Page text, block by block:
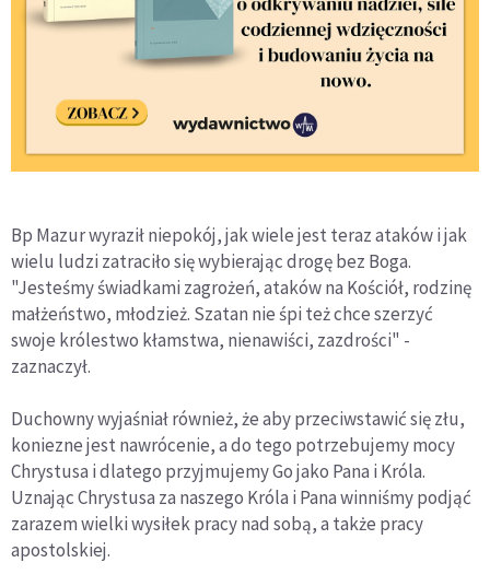
Bp Mazur wyraził niepokój, jak wiele jest teraz ataków i jak
wielu ludzi zatraciło się wybierając drogę bez Boga.
"Jesteśmy świadkami zagrożeń, ataków na Kościół, rodzinę
małżeństwo, młodzież. Szatan nie śpi też chce szerzyć
swoje królestwo kłamstwa, nienawiści, zazdrości" -
zaznaczył.
Duchowny wyjaśniał również, że aby przeciwstawić się złu,
koniezne jest nawrócenie, a do tego potrzebujemy mocy
Chrystusa i dlatego przyjmujemy Go jako Pana i Króla.
Uznając Chrystusa za naszego Króla i Pana winniśmy podjąć
zarazem wielki wysiłek pracy nad sobą, a także pracy
apostolskiej.